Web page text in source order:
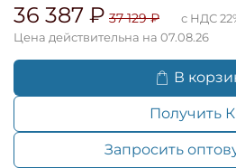
36 387 ₽ 37 129 ₽
с НДС
Цена действительна на 07.08.26
В
Получить
Запросить